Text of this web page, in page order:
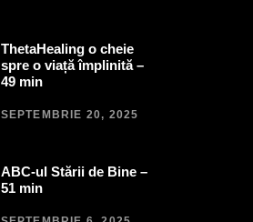
ThetaHealing o cheie
spre o viață împlinită –
49 min
SEPTEMBRIE 20, 2025
ABC-ul Stării de Bine –
51 min